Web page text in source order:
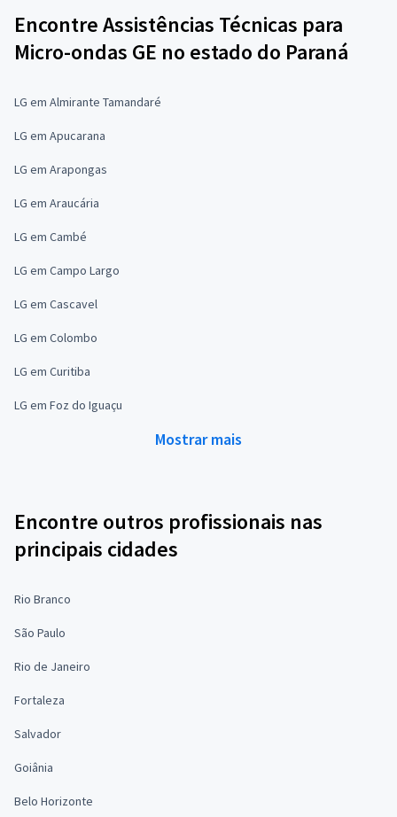
Encontre Assistências Técnicas para
Micro-ondas GE no estado do Paraná
LG em Almirante Tamandaré
LG em Apucarana
LG em Arapongas
LG em Araucária
LG em Cambé
LG em Campo Largo
LG em Cascavel
LG em Colombo
LG em Curitiba
LG em Foz do Iguaçu
Mostrar mais
Encontre outros profissionais nas
principais cidades
Rio Branco
São Paulo
Rio de Janeiro
Fortaleza
Salvador
Goiânia
Belo Horizonte